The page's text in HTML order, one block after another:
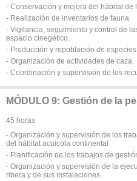
- Conservación y mejora del hábitat de
- Realización de inventarios de fauna.
- Vigilancia, seguimiento y control de
espacio cinegético.
- Producción y repoblación de especies
- Organización de actividades de caza.
- Coordinación y supervisión de los
MÓDULO 9: Gestión de la
45 horas
- Organización y supervisión de los
del hábitat acuícola continental
- Planificación de los trabajos de
- Organización y supervisión de la
ribera y de sus instalaciones